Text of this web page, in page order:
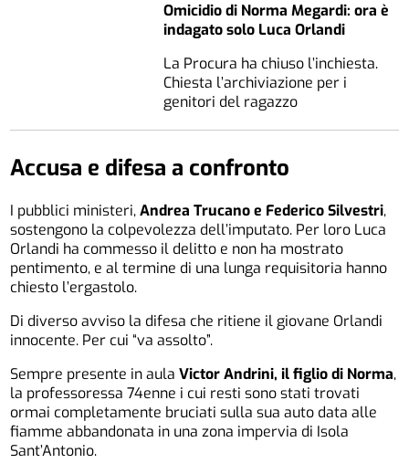
Omicidio di Norma Megardi: ora è
indagato solo Luca Orlandi
La Procura ha chiuso l’inchiesta.
Chiesta l’archiviazione per i
genitori del ragazzo
Accusa e difesa a confronto
I pubblici ministeri,Andrea Trucano e Federico Silvestri,
sostengono la colpevolezza dell’imputato. Per loro Luca
Orlandi ha commesso il delitto e non ha mostrato
pentimento, e al termine di una lunga requisitoria hanno
chiesto l’ergastolo.
Di diverso avviso la difesa che ritiene il giovane Orlandi
innocente. Per cui “va assolto”.
Sempre presente in aulaVictor Andrini, il figlio di Norma,
la professoressa 74enne i cui resti sono stati trovati
ormai completamente bruciati sulla sua auto data alle
fiamme abbandonata in una zona impervia di Isola
Sant’Antonio.